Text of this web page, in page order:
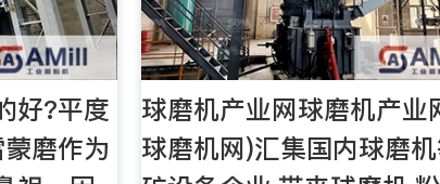
好?平度
磨作为
球磨机产业网球磨机产业
球磨机网)汇集国内球磨